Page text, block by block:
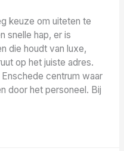
keuze om uiteten te
snelle hap, er is
die houdt van luxe,
op het juiste adres.
centrum waar
door het personeel. Bij